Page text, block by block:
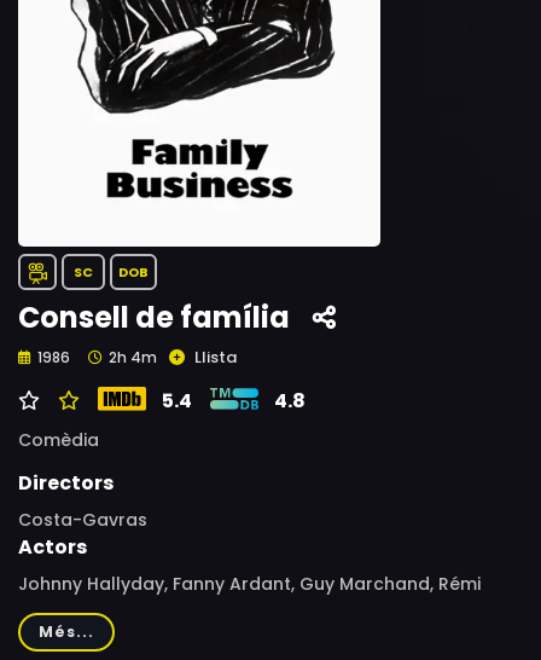
SC DOB
Consell de família
1986 2h 4m Llista
5.4 4.8
Comèdia
Directors
Costa-Gavras
Actors
Johnny Hallyday, Fanny Ardant, Guy Marchand, Rémi
Martin, Caroline Pochon, Fabrice Luchini, Françoise Bette,
Ann-Gisel Glass, Julien Bertheau, Robert Deslandes,
Més...